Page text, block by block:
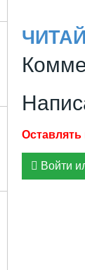
Войти